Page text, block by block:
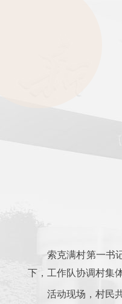
索克满村第一书
下，工作队协调村集
活动现场，村民